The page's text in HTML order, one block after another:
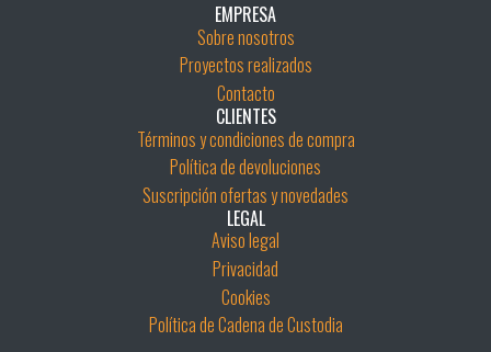
EMPRESA
Sobre nosotros
Proyectos realizados
Contacto
CLIENTES
Términos y condiciones de compra
Política de devoluciones
Suscripción ofertas y novedades
LEGAL
Aviso legal
Privacidad
Cookies
Política de Cadena de Custodia